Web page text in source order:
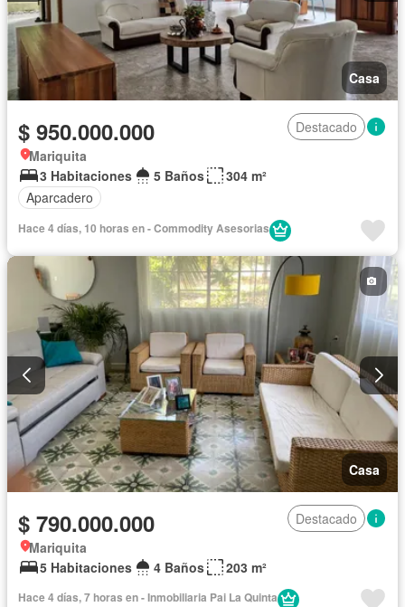
Casa
$ 950.000.000
Destacado
Mariquita
3 Habitaciones
5 Baños
304 m²
Aparcadero
Hace 4 días, 10 horas en - Commodity Asesorias
Casa
$ 790.000.000
Destacado
Mariquita
5 Habitaciones
4 Baños 203 m²
Hace 4 días, 7 horas en - Inmobiliaria Pai La Quinta